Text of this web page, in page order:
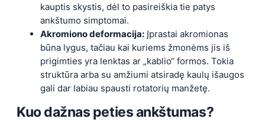
kauptis skystis, dėl to pasireiškia tie patys
ankštumo simptomai.
Akromiono deformacija: Įprastai akromionas
būna lygus, tačiau kai kuriems žmonėms jis iš
prigimties yra lenktas ar „kablio“ formos. Tokia
struktūra arba su amžiumi atsiradę kaulų išaugos
gali dar labiau spausti rotatorių manžetę.
Kuo dažnas peties ankštumas?